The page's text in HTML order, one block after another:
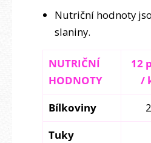
Nutriční hodnoty
slaniny.
NUTRIČNÍ
HODNOTY
12
/
Bílkoviny
Tuky